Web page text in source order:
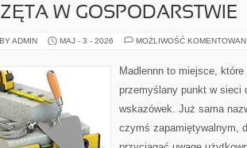
W GOSPODARSTWIE
ADMIN MAJ - 3 - 2026 MOŻLIWOŚĆ
Madlennn to miejsce,
przemyślany punkt w sieci
wskazówek. Już sama
czymś zapamiętywalnym,